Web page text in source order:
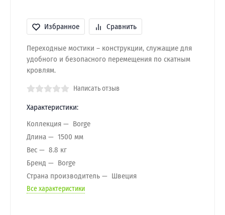
Избранное Сравнить
Переходные мостики – конструкции, служащие для
удобного и безопасного перемещения по скатным
кровлям.
Написать отзыв
Характеристики:
Коллекция
Borge
Длина
1500 мм
Вес
8.8 кг
Бренд
Borge
Страна производитель
Швеция
Все характеристики